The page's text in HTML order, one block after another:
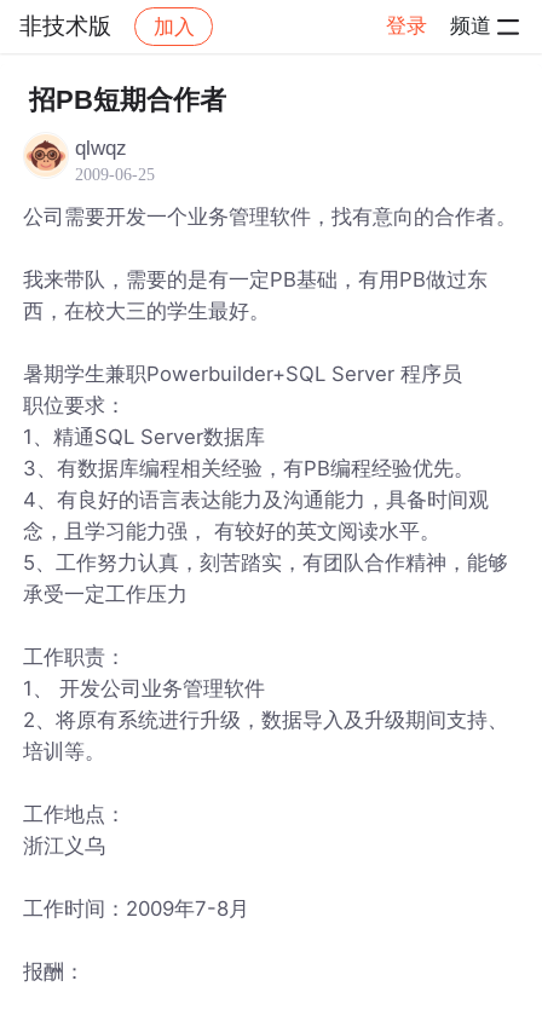
非技术版 加入 登录 频道
社区 非技术版 帖子详情
招PB短期合作者
qlwqz
2009-06-25
公司需要开发一个业务管理软件，找有意向的合作者。
我来带队，需要的是有一定PB基础，有用PB做过东
西，在校大三的学生最好。
暑期学生兼职Powerbuilder+SQL Server 程序员
职位要求：
1、精通SQL Server数据库
3、有数据库编程相关经验，有PB编程经验优先。
4、有良好的语言表达能力及沟通能力，具备时间观
念，且学习能力强， 有较好的英文阅读水平。
5、工作努力认真，刻苦踏实，有团队合作精神，能够
承受一定工作压力
工作职责：
1、 开发公司业务管理软件
2、将原有系统进行升级，数据导入及升级期间支持、
培训等。
工作地点：
浙江义乌
工作时间：2009年7-8月
报酬：